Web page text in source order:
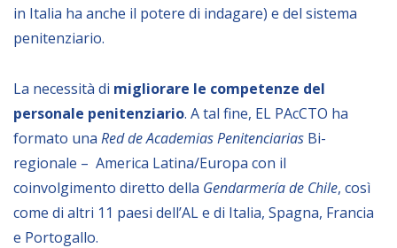
in Italia ha anche il potere di indagare) e del sistema
penitenziario.
La necessità di migliorare le competenze del
personale penitenziario. A tal fine, EL PAcCTO ha
formato una Red de Academias Penitenciarias Bi-
regionale – America Latina/Europa con il
coinvolgimento diretto della Gendarmería de Chile, così
come di altri 11 paesi dell’AL e di Italia, Spagna, Francia
e Portogallo.